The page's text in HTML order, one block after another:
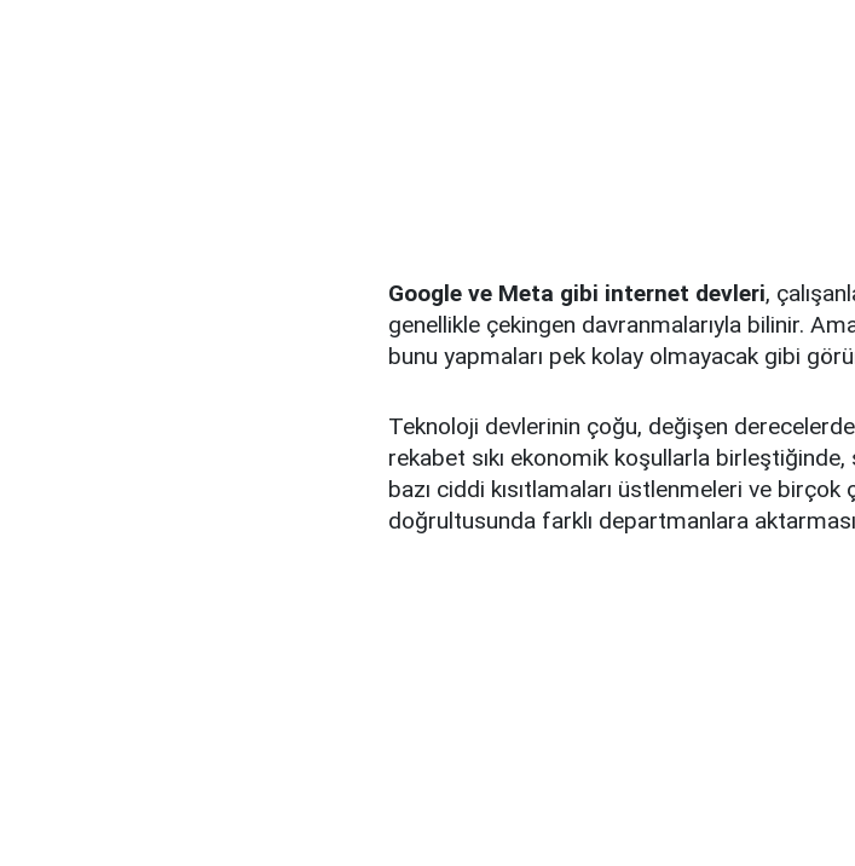
Google ve Meta gibi internet devleri,
genellikle çekingen davranmalarıyla bilinir.
bunu yapmaları pek kolay olmayacak gibi
Teknoloji devlerinin çoğu, değişen
rekabet sıkı ekonomik koşullarla birleştiğinde,
bazı ciddi kısıtlamaları üstlenmeleri ve birçok
doğrultusunda farklı departmanlara